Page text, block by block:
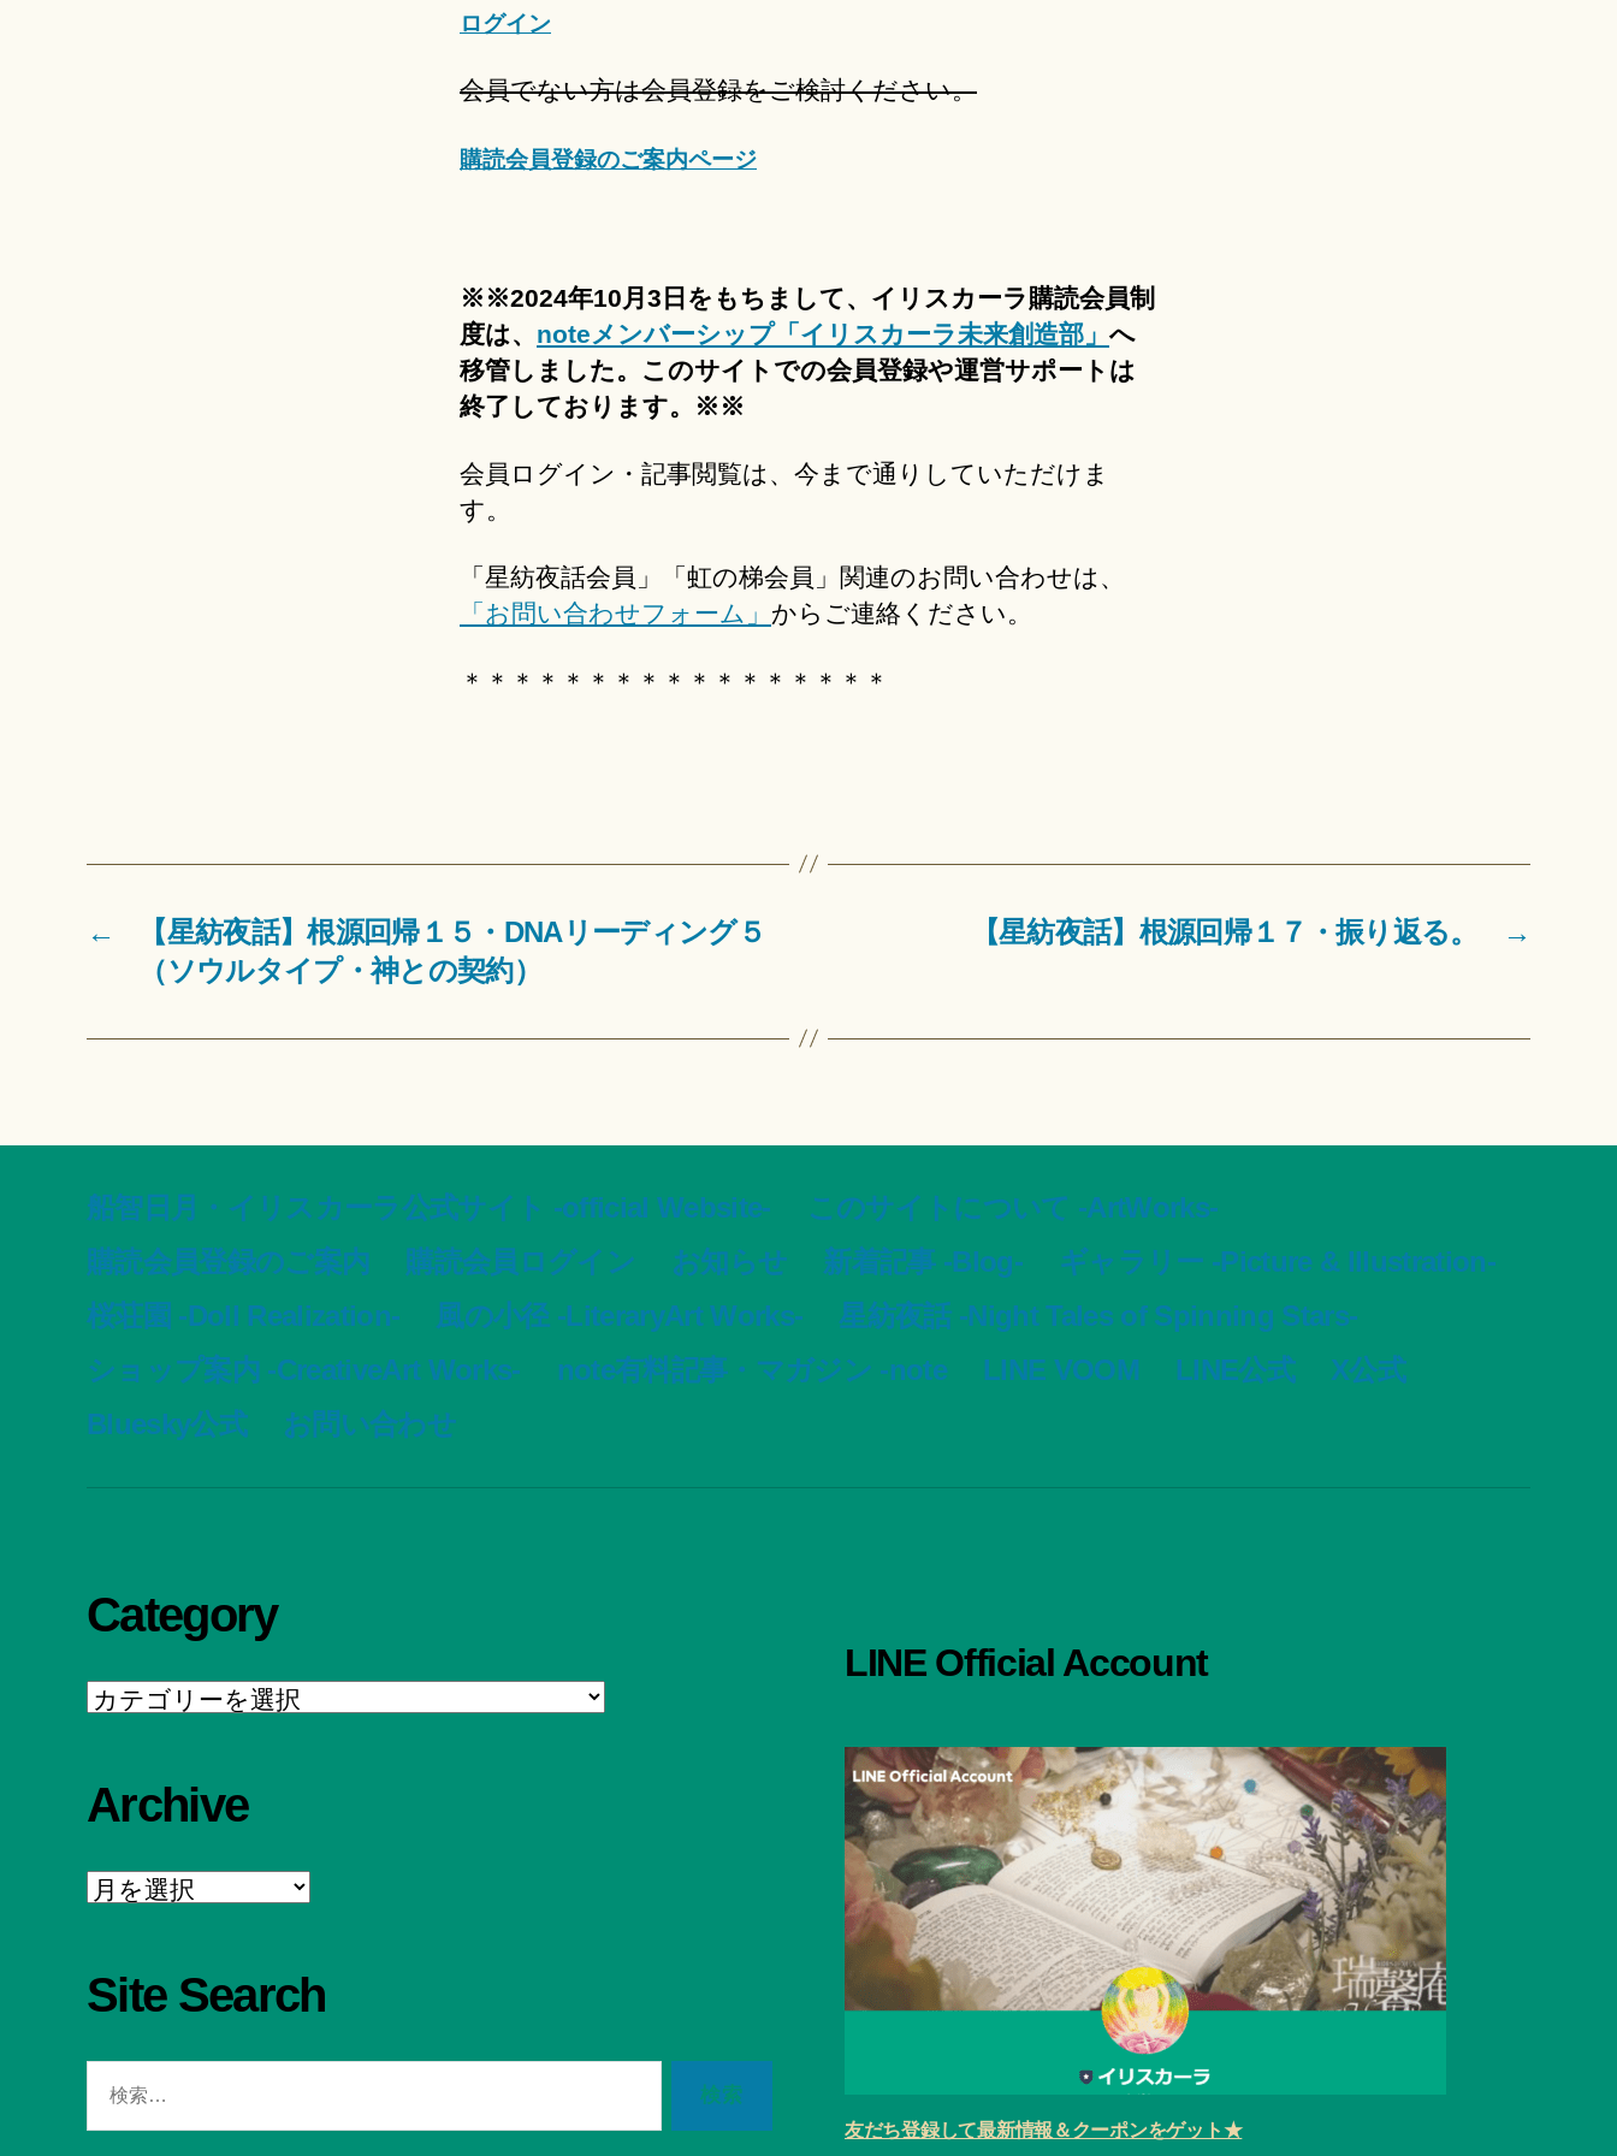
ログイン
会員でない方は会員登録をご検討ください。
購読会員登録のご案内ページ
※※2024年10月3日をもちまして、イリスカーラ購読会員制
度は、 noteメンバーシップ「イリスカーラ未来創造部」 へ
移管しました。このサイトでの会員登録や運営サポートは
終了しております。※※
会員ログイン・記事閲覧は、今まで通りしていただけま
す。
「星紡夜話会員」「虹の梯会員」関連のお問い合わせは、
「お問い合わせフォーム」 からご連絡ください。
＊＊＊＊＊＊＊＊＊＊＊＊＊＊＊＊＊
←
【星紡夜話】根源回帰１５・DNAリーディング５
（ソウルタイプ・神との契約）
→
【星紡夜話】根源回帰１７・振り返る。
船智日月・イリスカーラ公式サイト -official Website-
このサイトについて -ArtWorks-
購読会員登録のご案内
購読会員ログイン お知らせ 新着記事 -Blog-
ギャラリー -Picture & Illustration-
桜荘園 -Doll Realization-
風の小径 -LiteraryArt Works-
星紡夜話 -Night Tales of Spinning Stars-
ショップ案内 -CreativeArt Works-
note有料記事・マガジン -note LINE VOOM LINE公式
X公式
Bluesky公式
お問い合わせ
Category
Category
Archive
Archive
Site Search
LINE Official Account
友だち登録して最新情報＆クーポンをゲット★